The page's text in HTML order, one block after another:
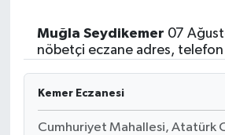
Muğla Seydikemer 07
nöbetçi eczane adres, telefon
Kemer Eczanesi
Cumhuriyet Mahallesi, Atatürk